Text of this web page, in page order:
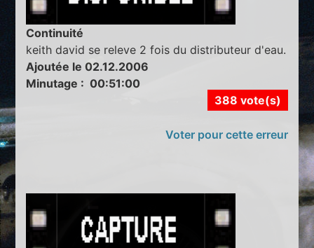
Continuité
keith david se releve 2 fois du distributeur d'eau.
Ajoutée le 02.12.2006
Minutage : 00:51:00
388 vote(s)
Voter pour cette erreur